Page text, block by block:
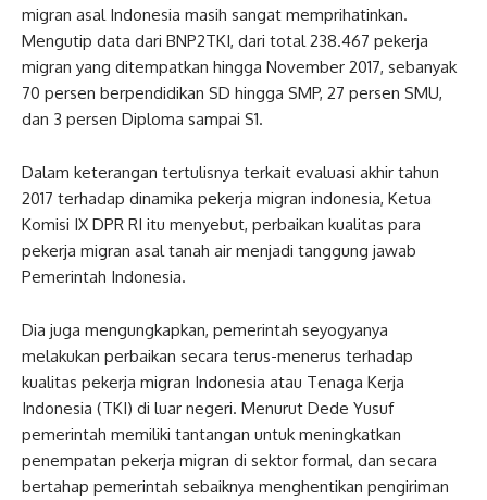
migran asal Indonesia masih sangat memprihatinkan.
Mengutip data dari BNP2TKI, dari total 238.467 pekerja
migran yang ditempatkan hingga November 2017, sebanyak
70 persen berpendidikan SD hingga SMP, 27 persen SMU,
dan 3 persen Diploma sampai S1.
Dalam keterangan tertulisnya terkait evaluasi akhir tahun
2017 terhadap dinamika pekerja migran indonesia, Ketua
Komisi IX DPR RI itu menyebut, perbaikan kualitas para
pekerja migran asal tanah air menjadi tanggung jawab
Pemerintah Indonesia.
Dia juga mengungkapkan, pemerintah seyogyanya
melakukan perbaikan secara terus-menerus terhadap
kualitas pekerja migran Indonesia atau Tenaga Kerja
Indonesia (TKI) di luar negeri. Menurut Dede Yusuf
pemerintah memiliki tantangan untuk meningkatkan
penempatan pekerja migran di sektor formal, dan secara
bertahap pemerintah sebaiknya menghentikan pengiriman